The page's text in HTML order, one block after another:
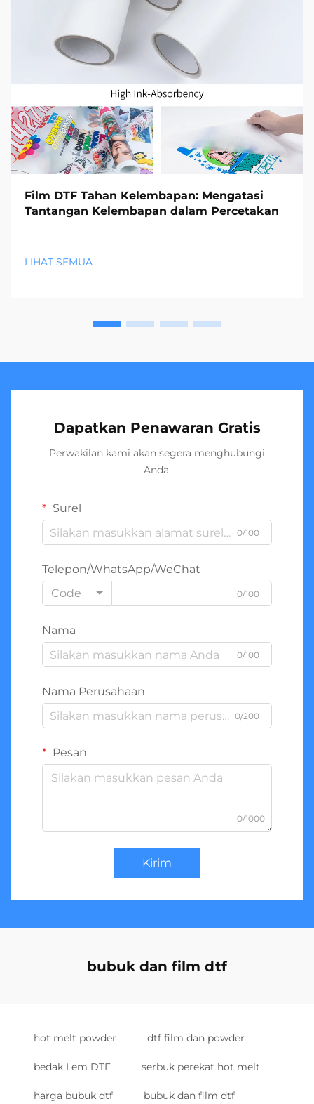
Film DTF Tahan Kelembapan: Mengatasi
Tantangan Kelembapan dalam Percetakan
LIHAT SEMUA
Dapatkan Penawaran Gratis
Perwakilan kami akan segera menghubungi
Anda.
Surel
0/100
Telepon/WhatsApp/WeChat
Code
0/100
Nama
0/100
Nama Perusahaan
0/200
Pesan
0/1000
Kirim
bubuk dan film dtf
hot melt powder dtf film dan powder
bedak Lem DTF serbuk perekat hot melt
harga bubuk dtf bubuk dan film dtf